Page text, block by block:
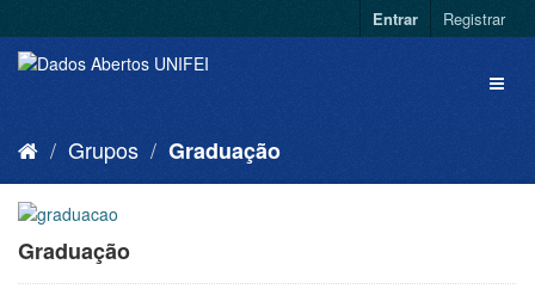
Entrar Registrar
Grupos Graduação
Graduação